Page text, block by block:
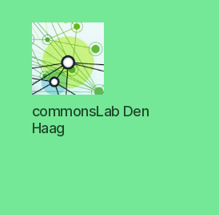
commons
meer
commonsLab Den
Haag